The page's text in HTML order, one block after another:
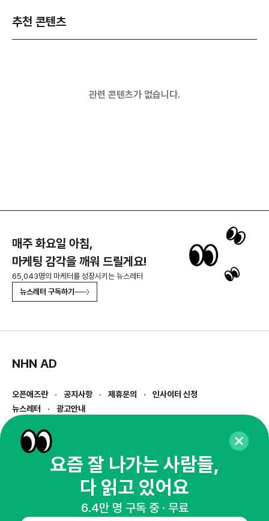
추천 콘텐츠
관련 콘텐츠가 없습니다.
매주 화요일 아침,
마케팅 감각을 깨워 드릴게요!
65,043명의 마케터를 성장시키는 뉴스레터
뉴스레터 구독하기
NHN AD
오픈애즈란 공지사항 제휴문의
인사이터 신청
뉴스레터
광고안내
경기도 성남시 분당구 대왕판교로645번길 16
사업자등록번호 : 144-81-27690(
통신판매업신고번호 : 2014-경기성남-1023
호스팅서비스사업자 : 오픈애즈
1800-2198
openads@openads.co.kr
요즘 잘 나가는 사람들,
다 읽고 있어요
6.4만 명 구독 중 · 무료